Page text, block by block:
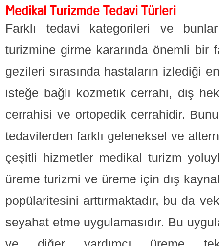
Medikal Turizmde Tedavi Türleri
Farklı tedavi kategorileri ve
turizmine girme kararında önemli bir
gezileri sırasında hastaların izlediği
isteğe bağlı kozmetik cerrahi, diş
cerrahisi ve ortopedik cerrahidir.
tedavilerden farklı geleneksel ve
çeşitli hizmetler medikal turizm
üreme turizmi ve üreme için dış
popülaritesini arttırmaktadır, bu da
seyahat etme uygulamasıdır. Bu